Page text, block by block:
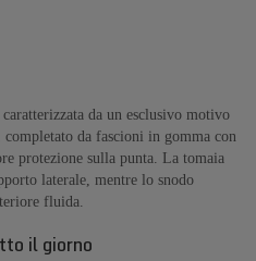
da un esclusivo motivo
da fascioni in gomma con
protezione sulla punta. La tomaia
laterale, mentre lo snodo
fluida.
il giorno